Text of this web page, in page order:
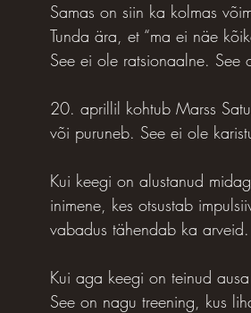
Samas on siin ka kolmas
Tunda ära, et “ma ei näe
See ei ole ratsionaalne. See
20. aprillil kohtub Marss
või puruneb. See ei ole
Kui keegi on alustanud
inimene, kes otsustab
vabadus tähendab ka
Kui aga keegi on teinud
See on nagu treening, kus